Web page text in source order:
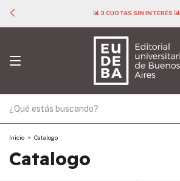
📊 3 CUOTAS SIN INTERÉS 📊
Inicio > Catalogo
Catalogo